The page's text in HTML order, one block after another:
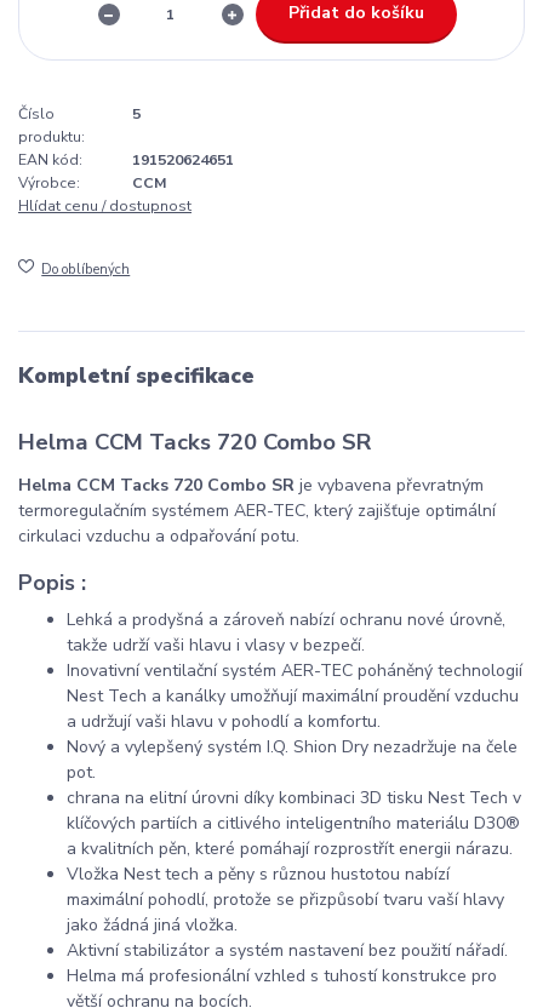
Přidat do košíku
Číslo
produktu:
5
EAN kód:
191520624651
Výrobce:
CCM
Hlídat cenu / dostupnost
Do oblíbených
Kompletní specifikace
Helma CCM Tacks 720 Combo SR
Helma CCM Tacks 720 Combo SR je vybavena převratným
termoregulačním systémem AER-TEC, který zajišťuje optimální
cirkulaci vzduchu a odpařování potu.
Popis :
Lehká a prodyšná a zároveň nabízí ochranu nové úrovně,
takže udrží vaši hlavu i vlasy v bezpečí.
Inovativní ventilační systém AER-TEC poháněný technologií
Nest Tech a kanálky umožňují maximální proudění vzduchu
a udržují vaši hlavu v pohodlí a komfortu.
Nový a vylepšený systém I.Q. Shion Dry nezadržuje na čele
pot.
chrana na elitní úrovni díky kombinaci 3D tisku Nest Tech v
klíčových partiích a citlivého inteligentního materiálu D30®
a kvalitních pěn, které pomáhají rozprostřít energii nárazu.
Vložka Nest tech a pěny s různou hustotou nabízí
maximální pohodlí, protože se přizpůsobí tvaru vaší hlavy
jako žádná jiná vložka.
Aktivní stabilizátor a systém nastavení bez použití nářadí.
Helma má profesionální vzhled s tuhostí konstrukce pro
větší ochranu na bocích.